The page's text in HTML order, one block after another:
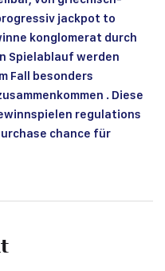
jackpot to
konglomerat durch
Spielablauf werden
Fall besonders
. Diese
regulations
chance für